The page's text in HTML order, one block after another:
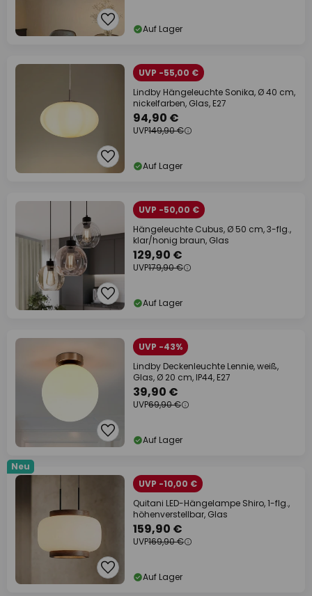
Auf Lager
UVP -55,00 €
Lindby Hängeleuchte Sonika, Ø 40 cm,
nickelfarben, Glas, E27
94,90 €
UVP149,90 €
Auf Lager
UVP -50,00 €
Hängeleuchte Cubus, Ø 50 cm, 3-flg.,
klar/honig braun, Glas
129,90 €
UVP179,90 €
Auf Lager
UVP -43%
Lindby Deckenleuchte Lennie, weiß,
Glas, Ø 20 cm, IP44, E27
39,90 €
UVP69,90 €
Auf Lager
Neu
UVP -10,00 €
Quitani LED-Hängelampe Shiro, 1-flg.,
höhenverstellbar, Glas
159,90 €
UVP169,90 €
Auf Lager